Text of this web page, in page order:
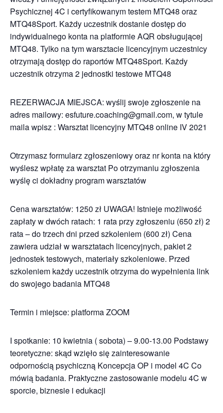
Psychicznej 4C i certyfikowanym testem MTQ48 oraz
MTQ48Sport. Każdy uczestnik dostanie dostęp do
indywidualnego konta na platformie AQR obsługującej
MTQ48. Tylko na tym warsztacie licencyjnym uczestnicy
otrzymają dostęp do raportów MTQ48Sport. Każdy
uczestnik otrzyma 2 jednostki testowe MTQ48
REZERWACJA MIEJSCA: wyślij swoje zgłoszenie na
adres mailowy: esfuture.coaching@gmail.com, w tytule
maila wpisz : Warsztat licencyjny MTQ48 online IV 2021
Otrzymasz formularz zgłoszeniowy oraz nr konta na który
wyślesz wpłatę za warsztat Po otrzymaniu zgłoszenia
wyślę ci dokładny program warsztatów
Cena warsztatów: 1250 zł UWAGA! Istnieje możliwość
zapłaty w dwóch ratach: 1 rata przy zgłoszeniu (650 zł) 2
rata – do trzech dni przed szkoleniem (600 zł) Cena
zawiera udział w warsztatach licencyjnych, pakiet 2
jednostek testowych, materiały szkoleniowe. Przed
szkoleniem każdy uczestnik otrzyma do wypełnienia link
do swojego badania MTQ48
Termin i miejsce: platforma ZOOM
I spotkanie: 10 kwietnia ( sobota) – 9.00-13.00 Podstawy
teoretyczne: skąd wzięło się zainteresowanie
odpornością psychiczną Koncepcja OP i model 4C Co
mówią badania. Praktyczne zastosowanie modelu 4C w
sporcie, biznesie i edukacji